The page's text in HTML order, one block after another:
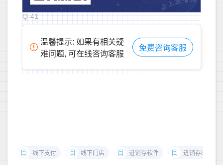
Q-41
温馨提示: 如果有相关疑
难问题, 可在线咨询客服
免费咨询客服
线下支付 线下门店 进销存软件 进销存ERP